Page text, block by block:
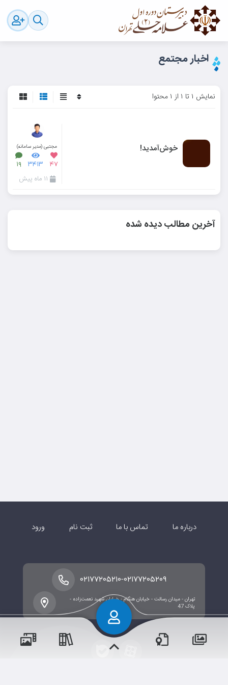
اخبار مجتمع
نمایش ۱ تا ۱ از ۱ محتوا
خوش‌آمدید! مجتبی (مدیر سامانه)
۴۷ ۳۴۱۳ ۱۹
۱۱ ماه پیش
آخرین مطالب دیده شده
درباره ما تماس با ما ثبت نام ورود
تهران - میدان رسالت - خیابان هنگام - خیابان شهید نعمت‌زاده -
پلاک 47
۰۲۱۷۷۲۰۵۲۰۹-۰۲۱۷۷۲۰۵۲۱۰